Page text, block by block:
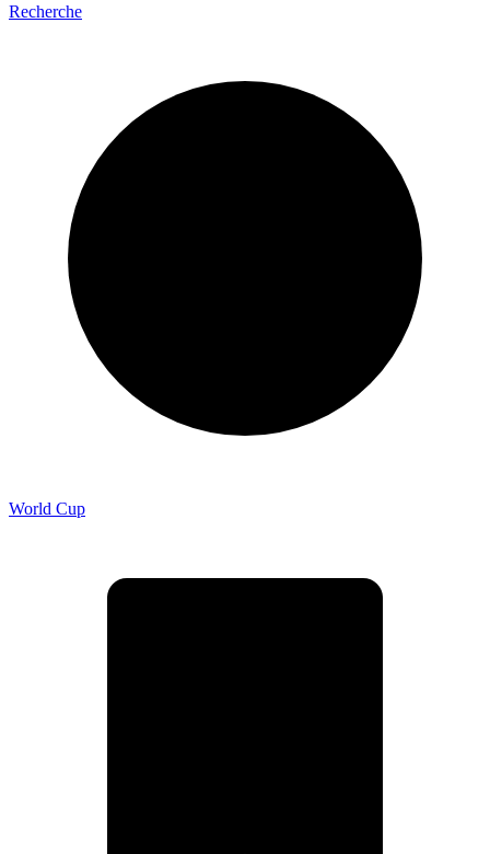
Recherche
World Cup